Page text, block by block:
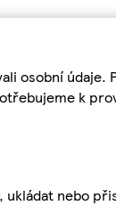
osobní
k
nebo